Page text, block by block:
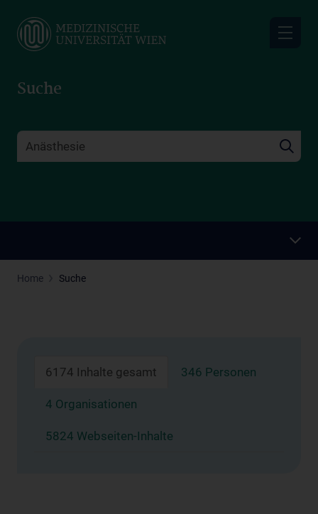
main
Suche
Home Suche
6174 Inhalte gesamt 346 Personen
4 Organisationen
5824 Webseiten-Inhalte